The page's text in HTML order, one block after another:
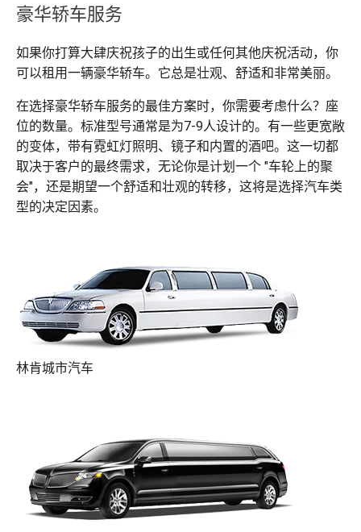
豪华轿车服务
如果你打算大肆庆祝孩子的出生或任何其他庆祝活动，你
可以租用一辆豪华轿车。它总是壮观、舒适和非常美丽。
在选择豪华轿车服务的最佳方案时，你需要考虑什么？座
位的数量。标准型号通常是为7-9人设计的。有一些更宽敞
的变体，带有霓虹灯照明、镜子和内置的酒吧。这一切都
取决于客户的最终需求，无论你是计划一个 "车轮上的聚
会"，还是期望一个舒适和壮观的转移，这将是选择汽车类
型的决定因素。
林肯城市汽车